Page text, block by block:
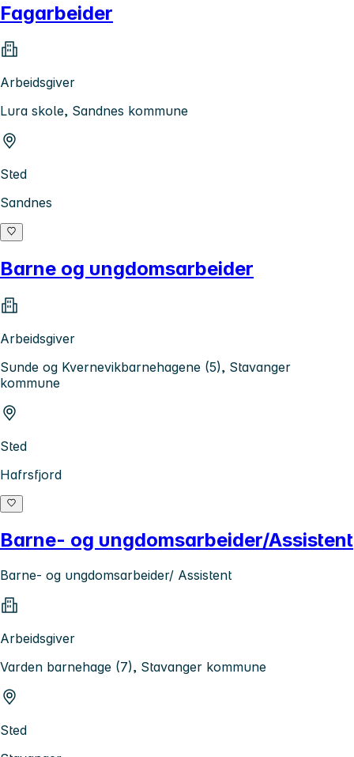
Fagarbeider
Arbeidsgiver
Lura skole, Sandnes kommune
Sted
Sandnes
Barne og ungdomsarbeider
Arbeidsgiver
Sunde og Kvernevikbarnehagene (5), Stavanger
kommune
Sted
Hafrsfjord
Barne- og ungdomsarbeider/Assistent
Barne- og ungdomsarbeider/ Assistent
Arbeidsgiver
Varden barnehage (7), Stavanger kommune
Sted